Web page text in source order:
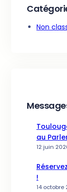
Non
au
12 juin
!
14 octobre